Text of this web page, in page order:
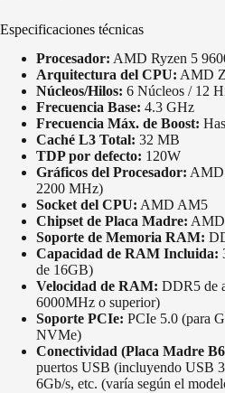
Especificaciones técnicas
Procesador: AMD Ryzen 5
Arquitectura del CPU: AMD
Núcleos/Hilos: 6 Núcleos / 12
Frecuencia Base: 4.3 GHz
Frecuencia Máx. de Boost:
Caché L3 Total: 32 MB
TDP por defecto: 120W
Gráficos del Procesador: AMD
2200 MHz)
Socket del CPU: AMD AM5
Chipset de Placa Madre:
Soporte de Memoria RAM:
Capacidad de RAM Incluida:
de 16GB)
Velocidad de RAM: DDR5 de
6000MHz o superior)
Soporte PCIe: PCIe 5.0 (para
NVMe)
Conectividad (Placa Madre
puertos USB (incluyendo USB
6Gb/s, etc. (varía según el